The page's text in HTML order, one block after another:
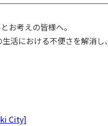
お考えの皆様へ。
活における不便さを解消
City]